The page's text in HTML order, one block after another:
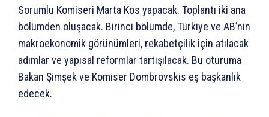
Sorumlu Komiseri Marta Kos yapacak. Toplantı iki ana
bölümden oluşacak. Birinci bölümde, Türkiye ve AB’nin
makroekonomik görünümleri, rekabetçilik için atılacak
adımlar ve yapısal reformlar tartışılacak. Bu oturuma
Bakan Şimşek ve Komiser Dombrovskis eş başkanlık
edecek.